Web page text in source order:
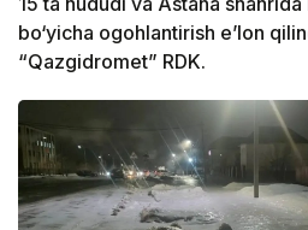
bo‘yicha ogohlantirish e’lon
“Qazgidromet” RDK.